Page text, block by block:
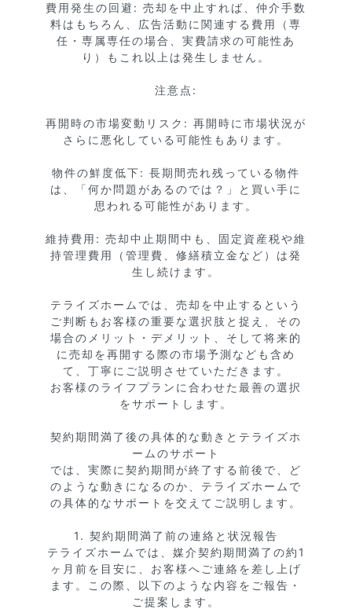
費用発生の回避: 売却を中止すれば、仲介手数
料はもちろん、広告活動に関連する費用（専
任・専属専任の場合、実費請求の可能性あ
り）もこれ以上は発生しません。
注意点:
再開時の市場変動リスク: 再開時に市場状況が
さらに悪化している可能性もあります。
物件の鮮度低下: 長期間売れ残っている物件
は、「何か問題があるのでは？」と買い手に
思われる可能性があります。
維持費用: 売却中止期間中も、固定資産税や維
持管理費用（管理費、修繕積立金など）は発
生し続けます。
テライズホームでは、売却を中止するという
ご判断もお客様の重要な選択肢と捉え、その
場合のメリット・デメリット、そして将来的
に売却を再開する際の市場予測なども含め
て、丁寧にご説明させていただきます。
お客様のライフプランに合わせた最善の選択
をサポートします。
契約期間満了後の具体的な動きとテライズホ
ームのサポート
では、実際に契約期間が終了する前後で、ど
のような動きになるのか、テライズホームで
の具体的なサポートを交えてご説明します。
1. 契約期間満了前の連絡と状況報告
テライズホームでは、媒介契約期間満了の約1
ヶ月前を目安に、お客様へご連絡を差し上げ
ます。この際、以下のような内容をご報告・
ご提案します。